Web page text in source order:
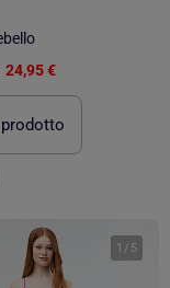
24,95 €
1 / 5